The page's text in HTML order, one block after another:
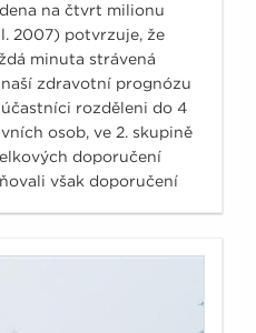
na čtvrt milionu
2007) potvrzuje, že
minuta strávená
zdravotní prognózu
rozděleni do 4
osob, ve 2. skupině
doporučení
však doporučení